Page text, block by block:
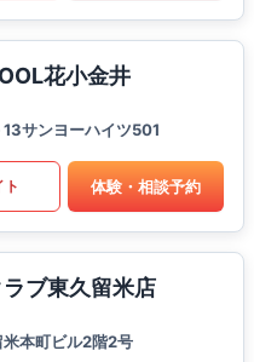
花小金井
サンヨーハイツ501
ト 体験・相談予約
ブ東久留米店
本町ビル2階2号